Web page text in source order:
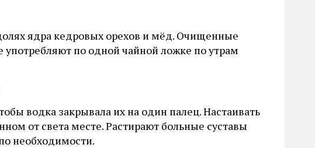
ядра кедровых орехов и мёд. Очищенные
по одной чайной ложке по утрам
водка закрывала их на один палец. Настаивать
от света месте. Растирают больные суставы
необходимости.